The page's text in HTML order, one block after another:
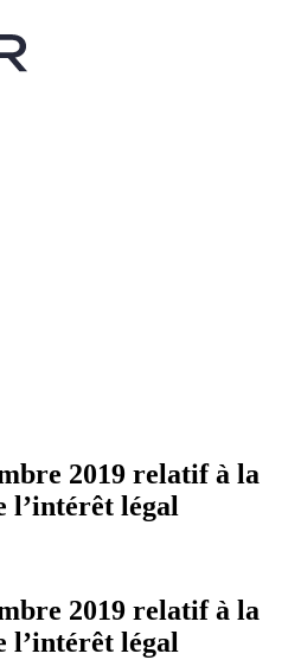
2019 relatif à la
l’intérêt légal
2019 relatif à la
l’intérêt légal